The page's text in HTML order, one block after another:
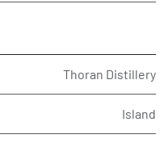
Thoran Distillery
Island